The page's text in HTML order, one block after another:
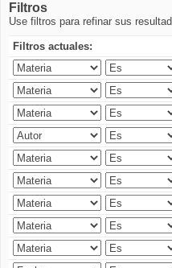
Filtros
Use filtros para refinar sus
Filtros actuales: